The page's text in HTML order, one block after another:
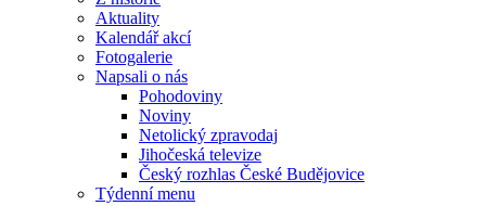
Aktuality
Kalendář akcí
Fotogalerie
Napsali o nás
Pohodoviny
Noviny
Netolický zpravodaj
Jihočeská televize
Český rozhlas České Budějovice
Týdenní menu